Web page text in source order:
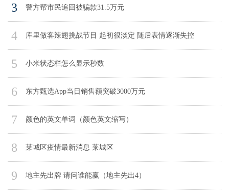
3 警方帮市民追回被骗款31.5万元
4 库里做客辣翅挑战节目 起初很淡定 随后表情逐渐失控
5 小米状态栏怎么显示秒数
6 东方甄选App当日销售额突破3000万元
7 颜色的英文单词（颜色英文缩写）
8 莱城区疫情最新消息 莱城区
9 地主先出牌 请问谁能赢（地主先出4）